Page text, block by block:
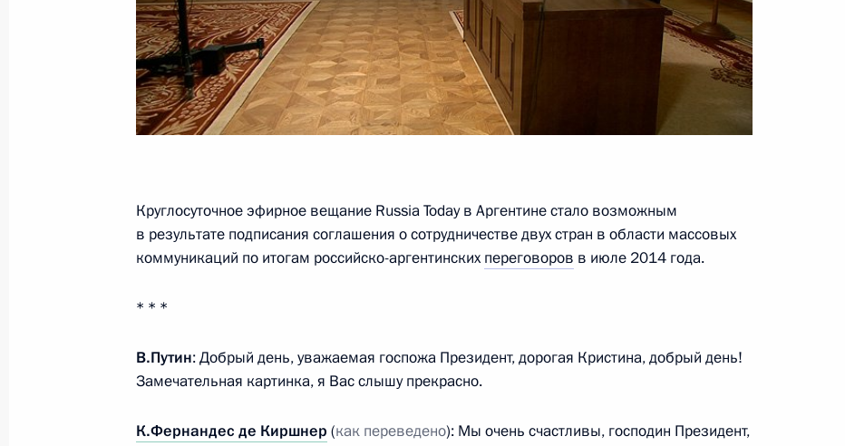
Встреча с представителями палат Федерального Собрания
22 декабря 2014 года, 16:45 Москва, Кремль
5 41м
22 декабря 2014 года, 14:15 Москва, Кремль
безопасности
20 декабря 2014 года, 17:00 Москва, Кремль
Круглосуточное эфирное вещание Russia Today в Аргентине стало возможным
в результате подписания соглашения о сотрудничестве двух стран в области массовых
коммуникаций по итогам российско-аргентинскихпереговоров в июле 2014 года.
* * *
В.Путин: Добрый день, уважаемая госпожа Президент, дорогая Кристина, добрый день!
Замечательная картинка, я Вас слышу прекрасно.
К.Фернандес де Киршнер (как переведено): Мы очень счастливы, господин Президент,